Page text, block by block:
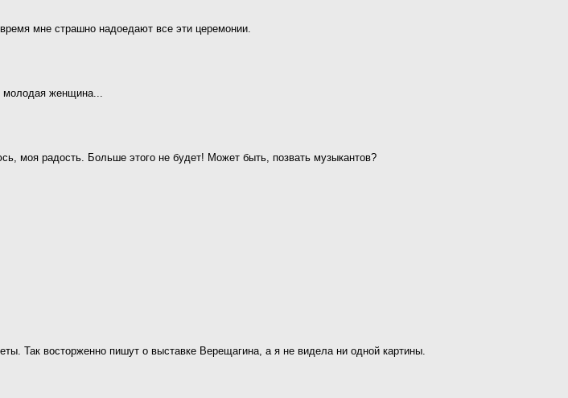
мне страшно надоедают все эти церемонии.
молодая женщина...
моя радость. Больше этого не будет! Может быть, позвать музыкантов?
Так восторженно пишут о выставке Верещагина, а я не видела ни одной картины.